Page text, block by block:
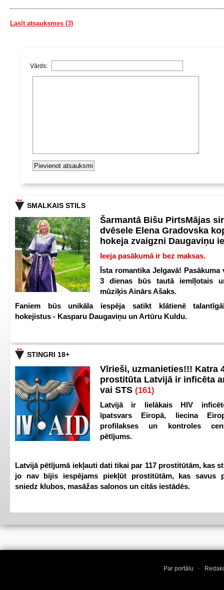
Lasīt atsauksmes (3)
Vārds:
SMALKAIS STILS
Šarmantā Bišu PirtsMājas
dvēsele Elena Gradovska
hokeja zvaigzni Daugaviņu
Ieeja pasākumā ir bez maksas.
Īsta romantika Jelgavā! Pasākuma
3 dienas būs tautā iemīļotais
mūziķis Ainārs Ašaks.
Faniem būs unikāla iespēja satikt klātienē
hokejistus - Kasparu Daugaviņu un Artūru Kuldu.
STINGRI 18+
Vīrieši, uzmanieties!!! Katra
prostitūta Latvijā ir inficēta
vai STS (161)
Latvijā ir lielākais HIV
īpatsvars Eiropā, liecina
profilakses un kontroles
pētījums.
Latvijā pētījumā iekļauti dati tikai par 117 prostitūtām, kas
jo nav bijis iespējams piekļūt prostitūtām, kas savus
sniedz klubos, masāžas salonos un citās iestādēs.
Par portālu ·